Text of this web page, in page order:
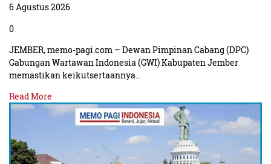
6 Agustus 2026
0
JEMBER, memo-pagi.com – Dewan Pimpinan Cabang (DPC)
Gabungan Wartawan Indonesia (GWI) Kabupaten Jember
memastikan keikutsertaannya…
Read More